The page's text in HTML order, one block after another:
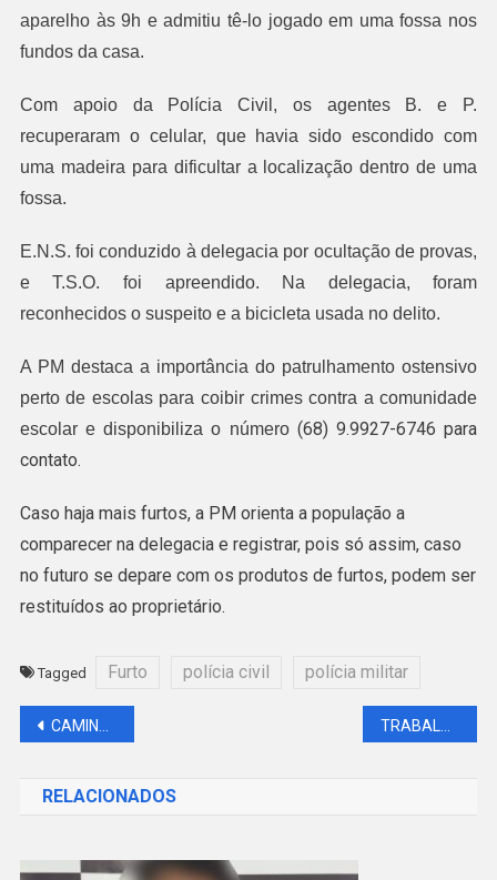
aparelho às 9h e admitiu tê-lo jogado em uma fossa nos
fundos da casa.
Com apoio da Polícia Civil, os agentes B. e P.
recuperaram o celular, que havia sido escondido com
uma madeira para dificultar a localização dentro de uma
fossa.
E.N.S. foi conduzido à delegacia por ocultação de provas,
e T.S.O. foi apreendido. Na delegacia, foram
reconhecidos o suspeito e a bicicleta usada no delito.
A PM destaca a importância do patrulhamento ostensivo
perto de escolas para coibir crimes contra a comunidade
escolar e disponibiliza o número (68) 9.9927-6746 para
contato.
Caso haja mais furtos, a PM orienta a população a
comparecer na delegacia e registrar, pois só assim, caso
no futuro se depare com os produtos de furtos, podem ser
restituídos ao proprietário.
Tagged Furto polícia civil polícia militar
Navegação
Post
CAMINHONETE ROUBADA É LOCALIZADO EM PLANTAÇÃO DE BANANAS EM ACRELÂNDIA
RELACIONADOS